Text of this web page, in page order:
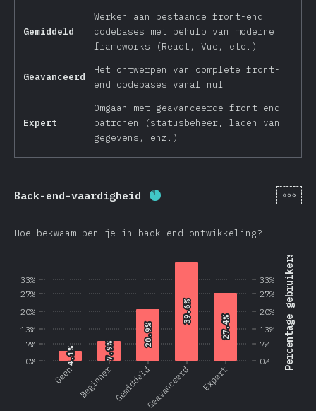
Gemiddeld
Werken aan bestaande front-end
codebases met behulp van moderne
frameworks (React, Vue, etc.)
Geavanceerd
Het ontwerpen van complete front-
end codebases vanaf nul
Expert
Omgaan met geavanceerde front-end-
patronen (statusbeheer, laden van
gegevens, enz.)
Back-end-vaardigheid Voltooiingspercentage:[nl-
Hoe bekwaam ben je in back-end ontwikkeling?
0%
7%
13%
20%
27%
33% Percentage gebruikers
Geen Beginner GemiddeldGeavanceerd Expert
0%
7%
13%
20%
27%
33%
4.1%
4.1% 7.9%
7.9%
20.9%
20.9%
39.6%
39.6%
27.4%
27.4%